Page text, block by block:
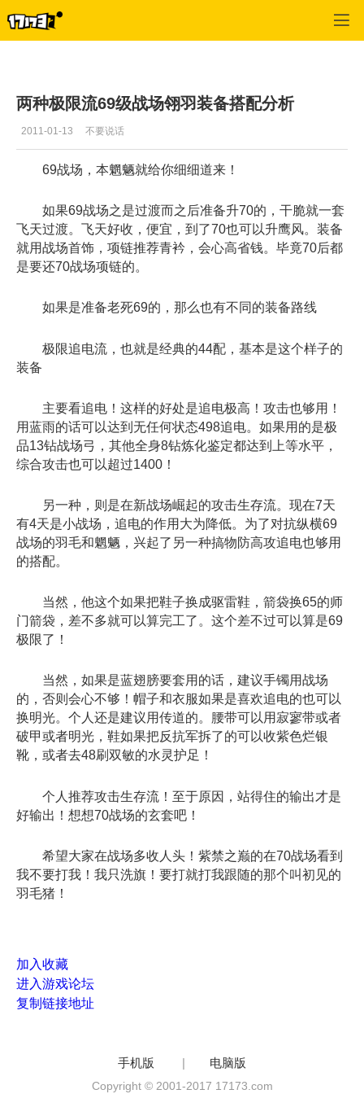
两种极限流69级战场翎羽装备搭配分析
2011-01-13 不要说话
69战场，本魍魉就给你细细道来！
如果69战场之是过渡而之后准备升70的，干脆就一套
飞天过渡。飞天好收，便宜，到了70也可以升鹰风。装备
就用战场首饰，项链推荐青衿，会心高省钱。毕竟70后都
是要还70战场项链的。
如果是准备老死69的，那么也有不同的装备路线
极限追电流，也就是经典的44配，基本是这个样子的
装备
主要看追电！这样的好处是追电极高！攻击也够用！
用蓝雨的话可以达到无任何状态498追电。如果用的是极
品13钻战场弓，其他全身8钻炼化鉴定都达到上等水平，
综合攻击也可以超过1400！
另一种，则是在新战场崛起的攻击生存流。现在7天
有4天是小战场，追电的作用大为降低。为了对抗纵横69
战场的羽毛和魍魉，兴起了另一种搞物防高攻追电也够用
的搭配。
当然，他这个如果把鞋子换成驱雷鞋，箭袋换65的师
门箭袋，差不多就可以算完工了。这个差不过可以算是69
极限了！
当然，如果是蓝翅膀要套用的话，建议手镯用战场
的，否则会心不够！帽子和衣服如果是喜欢追电的也可以
换明光。个人还是建议用传道的。腰带可以用寂寥带或者
破甲或者明光，鞋如果把反抗军拆了的可以收紫色烂银
靴，或者去48刷双敏的水灵护足！
个人推荐攻击生存流！至于原因，站得住的输出才是
好输出！想想70战场的玄套吧！
希望大家在战场多收人头！紫禁之巅的在70战场看到
我不要打我！我只洗旗！要打就打我跟随的那个叫初见的
羽毛猪！
加入收藏
进入游戏论坛
复制链接地址
手机版 | 电脑版
Copyright © 2001-2017 17173.com